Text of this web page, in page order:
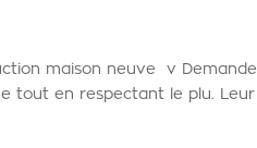
maison neuve v Demande
tout en respectant le plu. Leur